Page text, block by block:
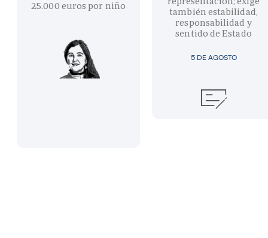
25.000 euros por niño
5 DE AGOSTO
también estabilidad,
responsabilidad y
sentido de Estado